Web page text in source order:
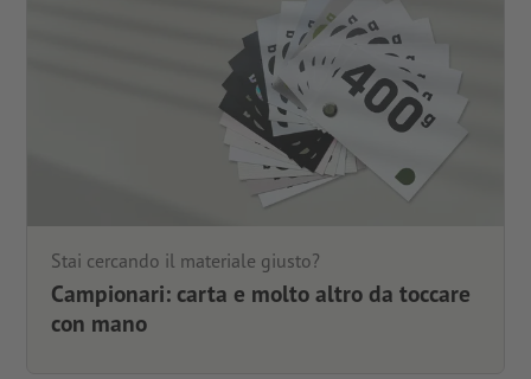
Stai cercando il materiale giusto?
Campionari: carta e molto altro da toccare
con mano